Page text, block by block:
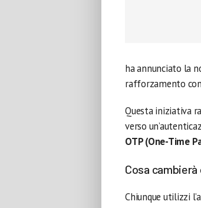
ha annunciato la
rafforzamento
Questa iniziativa
verso
OTP (One-Time
Cosa cambierà
Chiunque utilizzi